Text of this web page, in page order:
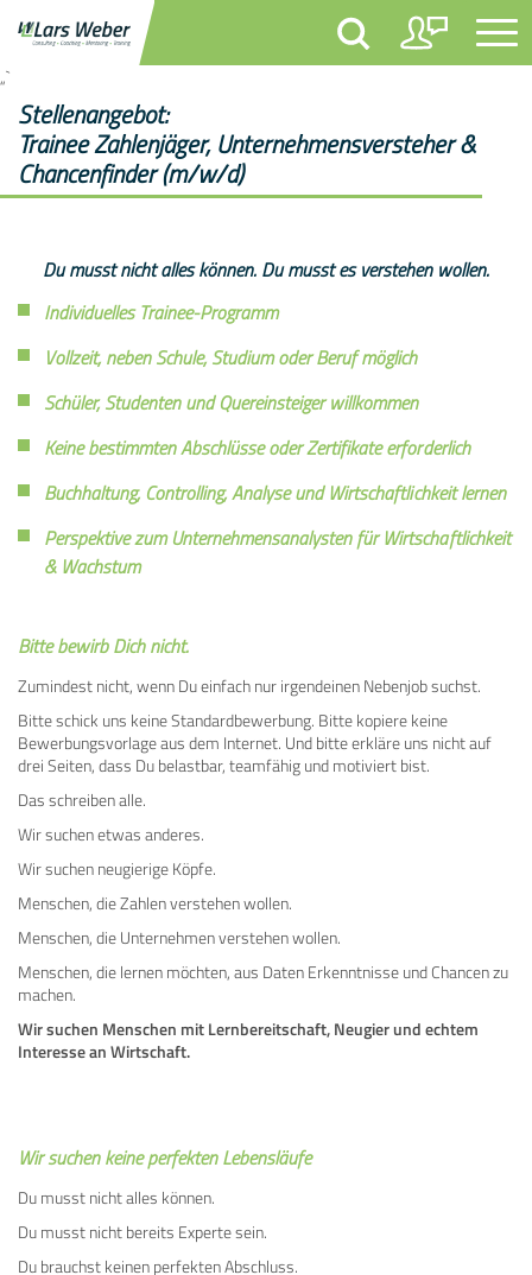
„`
Stellenangebot:
Trainee Zahlenjäger, Unternehmensversteher &
Chancenfinder (m/w/d)
Du musst nicht alles können. Du musst es verstehen wollen.
Individuelles Trainee-Programm
Vollzeit, neben Schule, Studium oder Beruf möglich
Schüler, Studenten und Quereinsteiger willkommen
Keine bestimmten Abschlüsse oder Zertifikate erforderlich
Buchhaltung, Controlling, Analyse und Wirtschaftlichkeit lernen
Perspektive zum Unternehmensanalysten für Wirtschaftlichkeit
& Wachstum
Bitte bewirb Dich nicht.
Zumindest nicht, wenn Du einfach nur irgendeinen Nebenjob suchst.
Bitte schick uns keine Standardbewerbung. Bitte kopiere keine
Bewerbungsvorlage aus dem Internet. Und bitte erkläre uns nicht auf
drei Seiten, dass Du belastbar, teamfähig und motiviert bist.
Das schreiben alle.
Wir suchen etwas anderes.
Wir suchen neugierige Köpfe.
Menschen, die Zahlen verstehen wollen.
Menschen, die Unternehmen verstehen wollen.
Menschen, die lernen möchten, aus Daten Erkenntnisse und Chancen zu
machen.
Wir suchen Menschen mit Lernbereitschaft, Neugier und echtem
Interesse an Wirtschaft.
Wir suchen keine perfekten Lebensläufe
Du musst nicht alles können.
Du musst nicht bereits Experte sein.
Du brauchst keinen perfekten Abschluss.